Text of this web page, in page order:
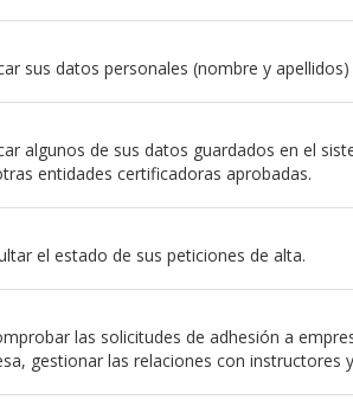
sus datos personales (nombre y
algunos de sus datos guardados en el
entidades certificadoras aprobadas.
el estado de sus peticiones de alta.
las solicitudes de adhesión a
gestionar las relaciones con instructores